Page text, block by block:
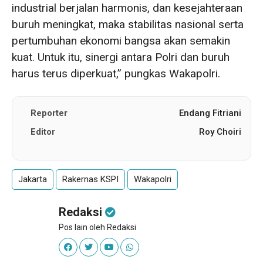
industrial berjalan harmonis, dan kesejahteraan
buruh meningkat, maka stabilitas nasional serta
pertumbuhan ekonomi bangsa akan semakin
kuat. Untuk itu, sinergi antara Polri dan buruh
harus terus diperkuat,” pungkas Wakapolri.
Reporter
Endang Fitriani
Editor
Roy Choiri
Jakarta Rakernas KSPI Wakapolri
Redaksi
Pos lain oleh Redaksi